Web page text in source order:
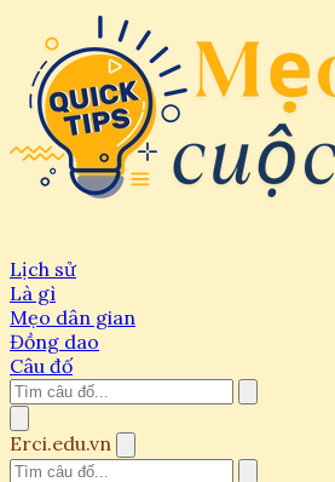
Lịch sử
Là gì
Mẹo dân gian
Đồng dao
Câu đố
Erci.edu.vn